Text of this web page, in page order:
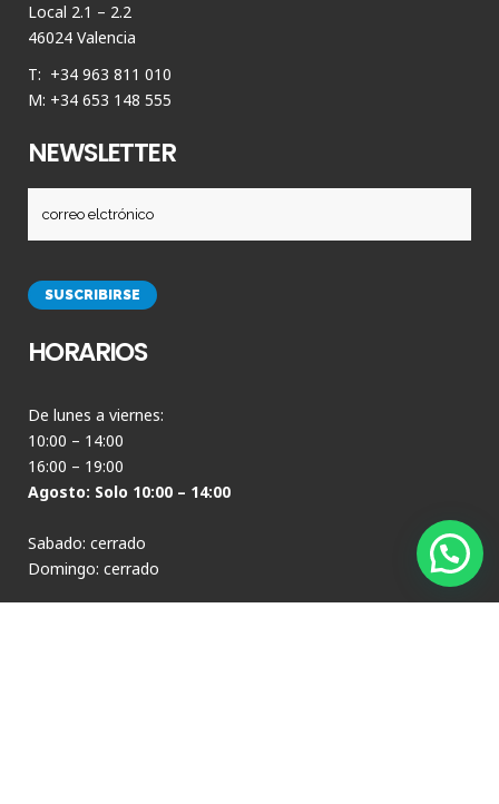
Local 2.1 – 2.2
46024 Valencia
T: +34 963 811 010
M: +34 653 148 555
NEWSLETTER
HORARIOS
De lunes a viernes:
10:00 – 14:00
16:00 – 19:00
Agosto: Solo 10:00 – 14:00
Sabado: cerrado
Domingo: cerrado